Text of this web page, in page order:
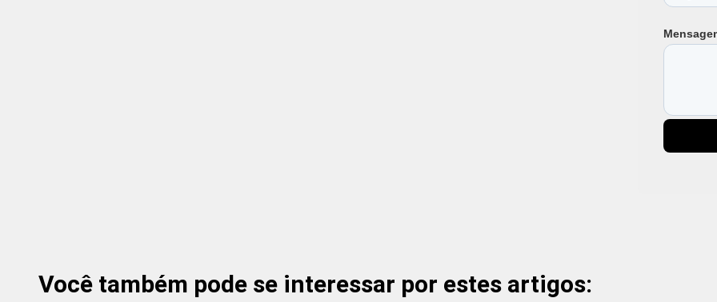
Viga I
Viga I
Viga I
Viga I
Viga I
Você também pode se interessar por estes artigos: